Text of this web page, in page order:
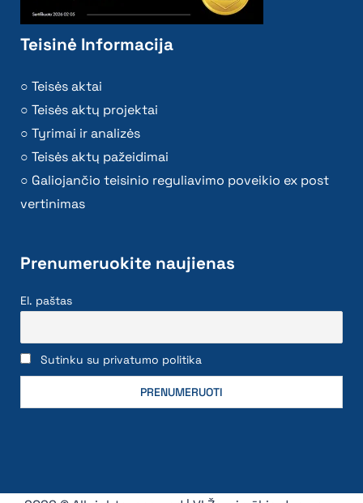
Teisinė Informacija
Teisės aktai
Teisės aktų projektai
Tyrimai ir analizės
Teisės aktų pažeidimai
Galiojančio teisinio reguliavimo poveikio ex post
vertinimas
Prenumeruokite naujienas
El. paštas
Sutinku su privatumo politika